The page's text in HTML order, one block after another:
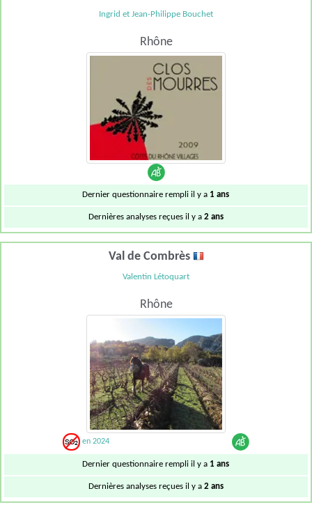
Ingrid et Jean-Philippe Bouchet
Rhône
Dernier questionnaire rempli il y a 1 ans
Dernières analyses reçues il y a 2 ans
Val de Combrès
Valentin Létoquart
Rhône
en 2024
Dernier questionnaire rempli il y a 1 ans
Dernières analyses reçues il y a 2 ans